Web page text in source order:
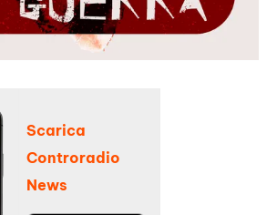
Scarica
Controradio
News